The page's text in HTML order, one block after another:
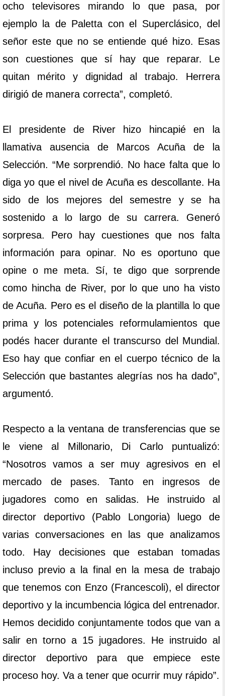
ocho televisores mirando lo que pasa, por
ejemplo la de Paletta con el Superclásico, del
señor este que no se entiende qué hizo. Esas
son cuestiones que sí hay que reparar. Le
quitan mérito y dignidad al trabajo. Herrera
dirigió de manera correcta”, completó.
El presidente de River hizo hincapié en la
llamativa ausencia de Marcos Acuña de la
Selección. “Me sorprendió. No hace falta que lo
diga yo que el nivel de Acuña es descollante. Ha
sido de los mejores del semestre y se ha
sostenido a lo largo de su carrera. Generó
sorpresa. Pero hay cuestiones que nos falta
información para opinar. No es oportuno que
opine o me meta. Sí, te digo que sorprende
como hincha de River, por lo que uno ha visto
de Acuña. Pero es el diseño de la plantilla lo que
prima y los potenciales reformulamientos que
podés hacer durante el transcurso del Mundial.
Eso hay que confiar en el cuerpo técnico de la
Selección que bastantes alegrías nos ha dado”,
argumentó.
Respecto a la ventana de transferencias que se
le viene al Millonario, Di Carlo puntualizó:
“Nosotros vamos a ser muy agresivos en el
mercado de pases. Tanto en ingresos de
jugadores como en salidas. He instruido al
director deportivo (Pablo Longoria) luego de
varias conversaciones en las que analizamos
todo. Hay decisiones que estaban tomadas
incluso previo a la final en la mesa de trabajo
que tenemos con Enzo (Francescoli), el director
deportivo y la incumbencia lógica del entrenador.
Hemos decidido conjuntamente todos que van a
salir en torno a 15 jugadores. He instruido al
director deportivo para que empiece este
proceso hoy. Va a tener que ocurrir muy rápido”.